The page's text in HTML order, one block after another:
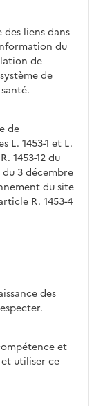
des liens dans
du
de
de
de
L. 1453-1 et L.
1453-12 du
3 décembre
du site
R. 1453-4
des
et
et utiliser ce